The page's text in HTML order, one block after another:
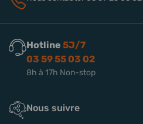
Hotline 5J/7
03 59 55 03 02
8h à 17h Non-stop
Nous suivre